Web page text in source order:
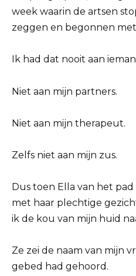
week waarin de artsen
zeggen en begonnen met
Ik had dat nooit aan
Niet aan mijn partners.
Niet aan mijn therapeut.
Zelfs niet aan mijn zus.
Dus toen Ella van het
met haar plechtige
ik de kou van mijn huid
Ze zei de naam van mijn
gebed had gehoord.